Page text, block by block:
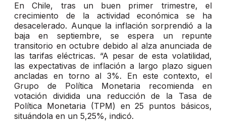
En Chile, tras un buen primer trimestre, el
crecimiento de la actividad económica se ha
desacelerado. Aunque la inflación sorprendió a la
baja en septiembre, se espera un repunte
transitorio en octubre debido al alza anunciada de
las tarifas eléctricas. “A pesar de esta volatilidad,
las expectativas de inflación a largo plazo siguen
ancladas en torno al 3%. En este contexto, el
Grupo de Política Monetaria recomienda en
votación dividida una reducción de la Tasa de
Política Monetaria (TPM) en 25 puntos básicos,
situándola en un 5,25%, indicó.